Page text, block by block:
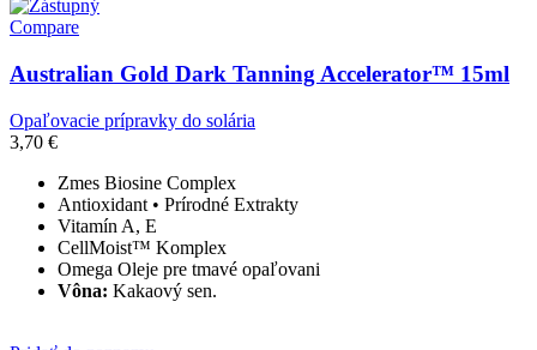
Compare
Australian Gold Dark Tanning Accelerator™ 15ml
Opaľovacie prípravky do solária
3,70 €
Zmes Biosine Complex
Antioxidant • Prírodné Extrakty
Vitamín A, E
CellMoist™ Komplex
Omega Oleje pre tmavé opaľovani
Vôna: Kakaový sen.